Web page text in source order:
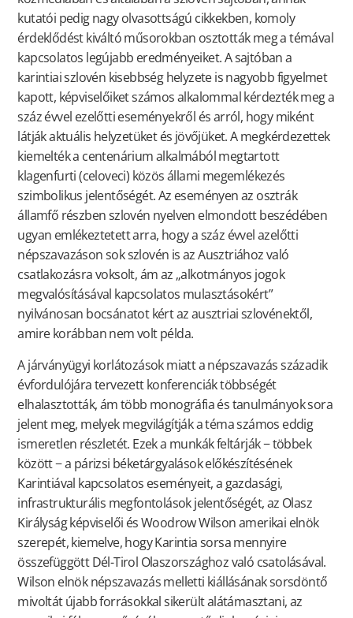
kutatói pedig nagy olvasottságú cikkekben, komoly
érdeklődést kiváltó műsorokban osztották meg a témával
kapcsolatos legújabb eredményeiket. A sajtóban a
karintiai szlovén kisebbség helyzete is nagyobb figyelmet
kapott, képviselőiket számos alkalommal kérdezték meg a
száz évvel ezelőtti eseményekről és arról, hogy miként
látják aktuális helyzetüket és jövőjüket. A megkérdezettek
kiemelték a centenárium alkalmából megtartott
klagenfurti (celoveci) közös állami megemlékezés
szimbolikus jelentőségét. Az eseményen az osztrák
államfő részben szlovén nyelven elmondott beszédében
ugyan emlékeztetett arra, hogy a száz évvel azelőtti
népszavazáson sok szlovén is az Ausztriához való
csatlakozásra voksolt, ám az „alkotmányos jogok
megvalósításával kapcsolatos mulasztásokért”
nyilvánosan bocsánatot kért az ausztriai szlovénektől,
amire korábban nem volt példa.
A járványügyi korlátozások miatt a népszavazás századik
évfordulójára tervezett konferenciák többségét
elhalasztották, ám több monográfia és tanulmányok sora
jelent meg, melyek megvilágítják a téma számos eddig
ismeretlen részletét. Ezek a munkák feltárják − többek
között − a párizsi béketárgyalások előkészítésének
Karintiával kapcsolatos eseményeit, a gazdasági,
infrastrukturális megfontolások jelentőségét, az Olasz
Királyság képviselői és Woodrow Wilson amerikai elnök
szerepét, kiemelve, hogy Karintia sorsa mennyire
összefüggött Dél-Tirol Olaszországhoz való csatolásával.
Wilson elnök népszavazás melletti kiállásának sorsdöntő
mivoltát újabb forrásokkal sikerült alátámasztani, az